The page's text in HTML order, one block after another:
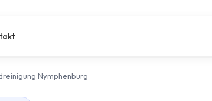
Nymphenburg